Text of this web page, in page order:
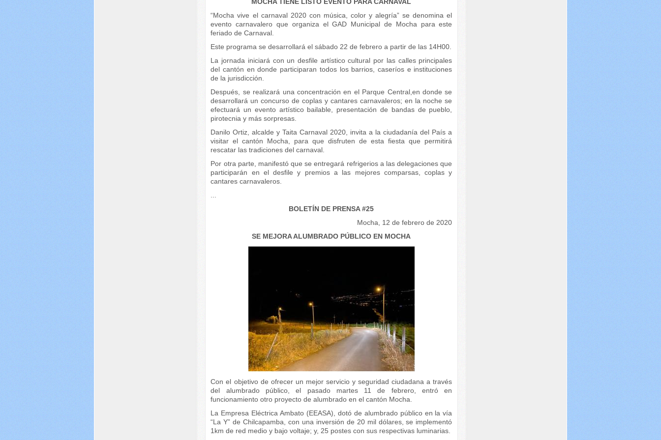
“Mocha vive el carnaval 2020 con música, color y alegría” se denomina el
evento carnavalero que organiza el GAD Municipal de Mocha para este
feriado de Carnaval.
Este programa se desarrollará el sábado 22 de febrero a partir de las 14H00.
La jornada iniciará con un desfile artístico cultural por las calles principales
del cantón en donde participaran todos los barrios, caseríos e instituciones
de la jurisdicción.
Después, se realizará una concentración en el Parque Central,en donde se
desarrollará un concurso de coplas y cantares carnavaleros; en la noche se
efectuará un evento artístico bailable, presentación de bandas de pueblo,
pirotecnia y más sorpresas.
Danilo Ortiz, alcalde y Taita Carnaval 2020, invita a la ciudadanía del País a
visitar el cantón Mocha, para que disfruten de esta fiesta que permitirá
rescatar las tradiciones del carnaval.
Por otra parte, manifestó que se entregará refrigerios a las delegaciones que
participarán en el desfile y premios a las mejores comparsas, coplas y
cantares carnavaleros.
BOLETÍN DE PRENSA #25
Mocha, 12 de febrero de 2020
SE MEJORA ALUMBRADO PÚBLICO EN MOCHA
Con el objetivo de ofrecer un mejor servicio y seguridad ciudadana a través
del alumbrado público, el pasado martes 11 de febrero, entró en
funcionamiento otro proyecto de alumbrado en el cantón Mocha.
La Empresa Eléctrica Ambato (EEASA), dotó de alumbrado público en la vía
“La Y” de Chilcapamba, con una inversión de 20 mil dólares, se implementó
1km de red medio y bajo voltaje; y, 25 postes con sus respectivas luminarias.